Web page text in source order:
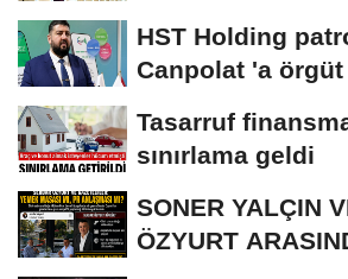
KİŞİ...
HST Holding
Canpolat 'a
Tasarruf
sınırlama geldi
SONER YALÇIN
ÖZYURT